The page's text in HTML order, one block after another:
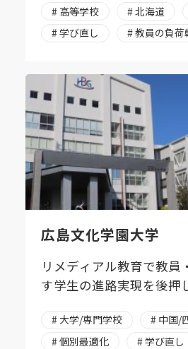
# 高等学校 # 北海道
# 学び直し
# 教員の負荷
広島文化学園大学
リメディアル教育で教員
す学生の進路実現を後押
# 大学/専門学校
# 中国/
# 個別最適化
# 学び直し